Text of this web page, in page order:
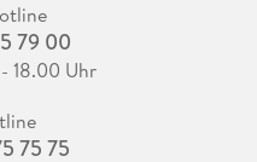
79 00
18.00 Uhr
75 75